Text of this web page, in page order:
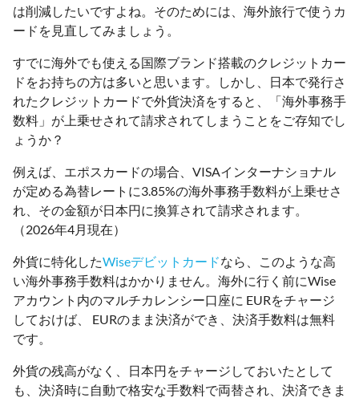
は削減したいですよね。そのためには、海外旅行で使うカ
ードを見直してみましょう。
すでに海外でも使える国際ブランド搭載のクレジットカー
ドをお持ちの方は多いと思います。しかし、日本で発行さ
れたクレジットカードで外貨決済をすると、「海外事務手
数料」が上乗せされて請求されてしまうことをご存知でし
ょうか？
例えば、エポスカードの場合、VISAインターナショナル
が定める為替レートに3.85%の海外事務手数料が上乗せさ
れ、その金額が日本円に換算されて請求されます。
（2026年4月現在）
外貨に特化したWiseデビットカードなら、このような高
い海外事務手数料はかかりません。海外に行く前にWise
アカウント内のマルチカレンシー口座に EURをチャージ
しておけば、 EURのまま決済ができ、決済手数料は無料
です。
外貨の残高がなく、日本円をチャージしておいたとして
も、決済時に自動で格安な手数料で両替され、決済できま